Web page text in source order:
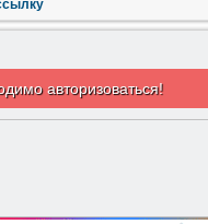
авторизоваться!